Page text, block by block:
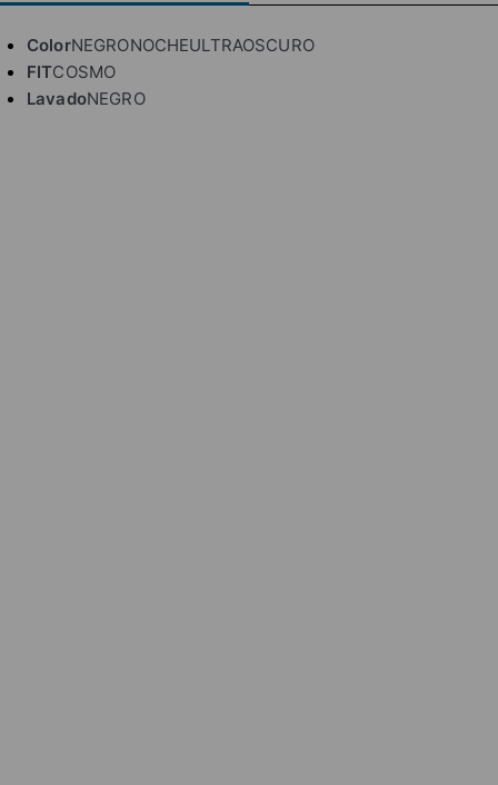
ColorNEGRONOCHEULTRAOSCURO
FITCOSMO
LavadoNEGRO